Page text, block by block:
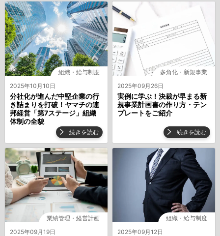
2025年10月10日
組織・給与制度
分社化が進んだ中堅企業の行
き詰まりを打破！ヤマチの連
邦経営「第7ステージ」組織
体制の全貌
続きを読む
2025年09月26日
多角化・新規事業
実例に学ぶ！決裁が早まる新
規事業計画書の作り方・テン
プレートをご紹介
続きを読む
2025年09月19日
業績管理・経営計画
2025年09月12日
組織・給与制度